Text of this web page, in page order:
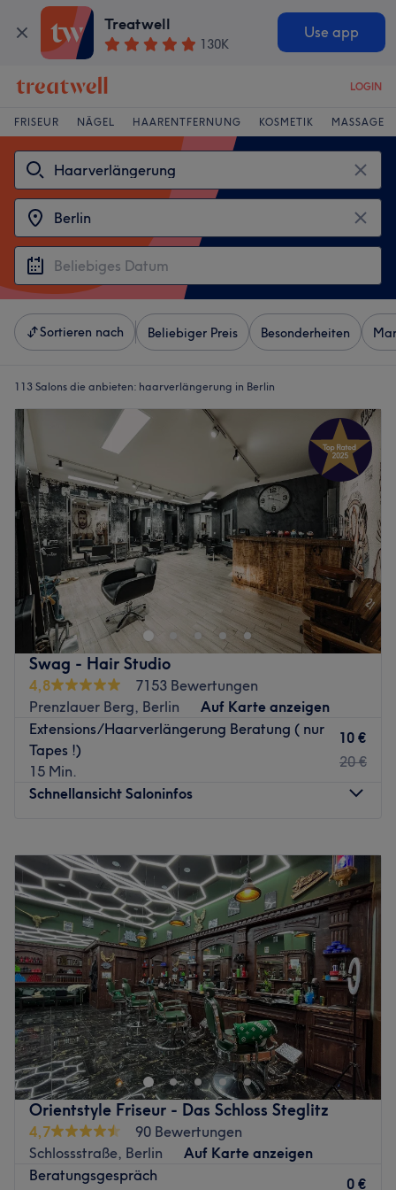
Treatwell
130K
Use app
LOGIN
FRISEUR NÄGEL HAARENTFERNUNG KOSMETIK MASSAGE
Sortieren nach Beliebiger Preis Besonderheiten
113 Salons die anbieten: haarverlängerung in Berlin
Swag - Hair Studio
4,8
7153 Bewertungen
Prenzlauer Berg, Berlin
Auf Karte anzeigen
Extensions/Haarverlängerung Beratung ( nur
Tapes !)
15 Min.
10 €
20 €
Schnellansicht Saloninfos
Dienstag
10:00
20:00
Mittwoch
10:00–20:00
Donnerstag
10:00–20:00
Freitag
10:00–20:00
Samstag
10:00–17:00
Sonntag
Geschlossen
Hat auch deine Frisur den richtigen Swag? Falls nicht,
dann lohnt sich ein Besuch beim trendigen Friseur Swag -
Hair Studio im Berliner Familienkiez Prenzlauer Berg.
Mach dir selbst einen Eindruck davon. Den passenden
Termin findest du bequem online mit Treatwell!
Prenzelberg ist nicht nur ein Bezirk für Familien – auch
stilbewusste, junge Leute wissen um die Vorzüge des
bekannten Berliner Bezirks. Das spiegelt der Salon des
Orientstyle Friseur - Das Schloss Steglitz
4,7
90 Bewertungen
Schlossstraße, Berlin
Auf Karte anzeigen
Beratungsgespräch
0 €